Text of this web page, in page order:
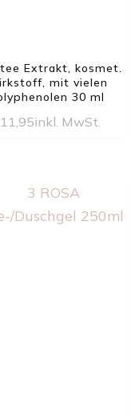
Extrakt, kosmet.
mit vielen
30 ml
11,95inkl. MwSt.